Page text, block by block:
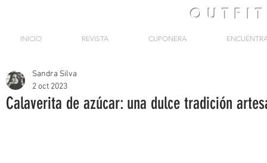
OUTFIT
INICIO REVISTA CUPONERA
Calaverita de azúcar: una dulce tradición
Sandra Silva
2 oct 2023